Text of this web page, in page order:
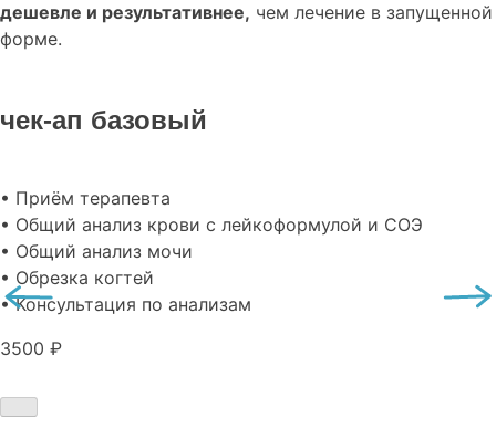
дешевле и результативнее, чем лечение в запущенной
форме.
чек-ап базовый
• Приём терапевта
• Общий анализ крови с лейкоформулой и СОЭ
• Общий анализ мочи
• Обрезка когтей
• Консультация по анализам
3500 ₽